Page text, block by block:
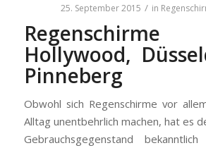
25. September 2015 / in
Hollywood,
Pinneberg
Obwohl sich Regenschirme vor
Alltag unentbehrlich machen, hat es
Gebrauchsgegenstand